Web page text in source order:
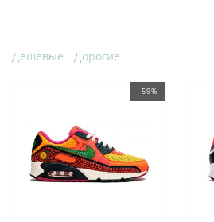
Дешевые Дорогие
-59%